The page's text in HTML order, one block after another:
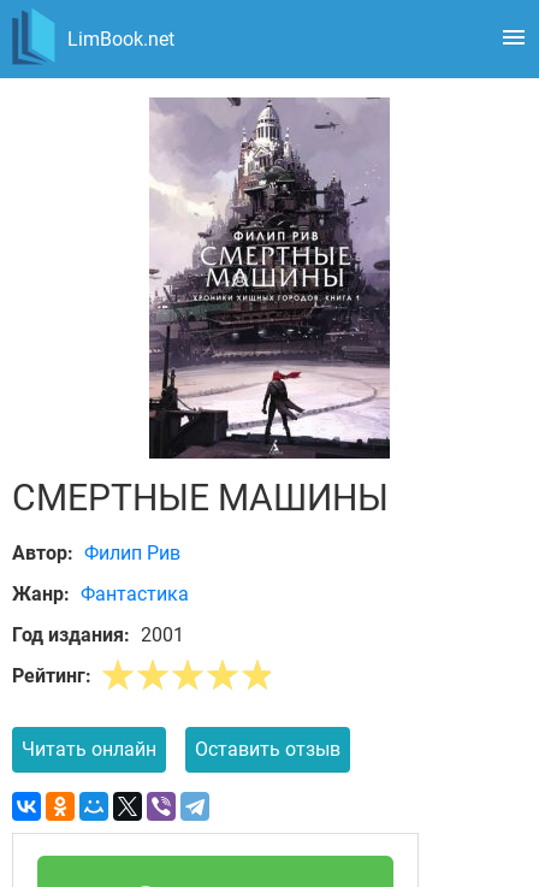
LimBook.net
СМЕРТНЫЕ МАШИНЫ
Автор: Филип Рив
Жанр: Фантастика
Год издания: 2001
Рейтинг:
Читать онлайн Оставить отзыв